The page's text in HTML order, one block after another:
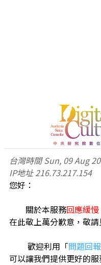
台灣時間Sun, 09 Aug
IP地址216.73.217.154
您好：
關於本服務回應緩慢
在此敬上萬分歉意，敬請
歡迎利用「問題回報
可以讓我們提供更好的服